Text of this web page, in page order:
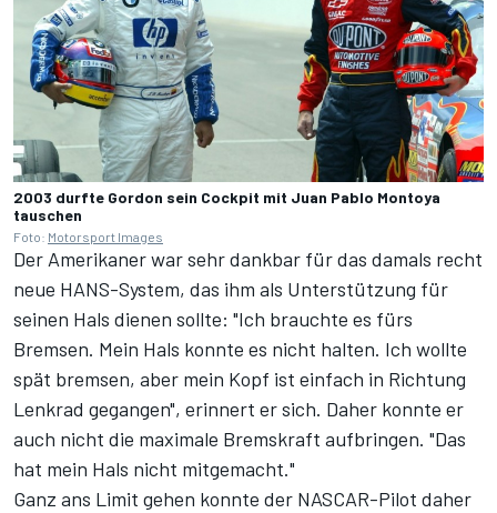
2003 durfte Gordon sein Cockpit mit Juan Pablo Montoya
tauschen
Foto: Motorsport Images
Der Amerikaner war sehr dankbar für das damals recht
neue HANS-System, das ihm als Unterstützung für
seinen Hals dienen sollte: "Ich brauchte es fürs
Bremsen. Mein Hals konnte es nicht halten. Ich wollte
spät bremsen, aber mein Kopf ist einfach in Richtung
Lenkrad gegangen", erinnert er sich. Daher konnte er
auch nicht die maximale Bremskraft aufbringen. "Das
hat mein Hals nicht mitgemacht."
Ganz ans Limit gehen konnte der NASCAR-Pilot daher